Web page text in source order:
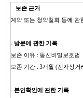
- 보존 근거
계약 또는 청약철회 등에 관
- 방문에 관한 기록
보존 이유 : 통신비밀보호법
보존 기간 : 3개월 (전자상
- 본인확인에 관한 기록